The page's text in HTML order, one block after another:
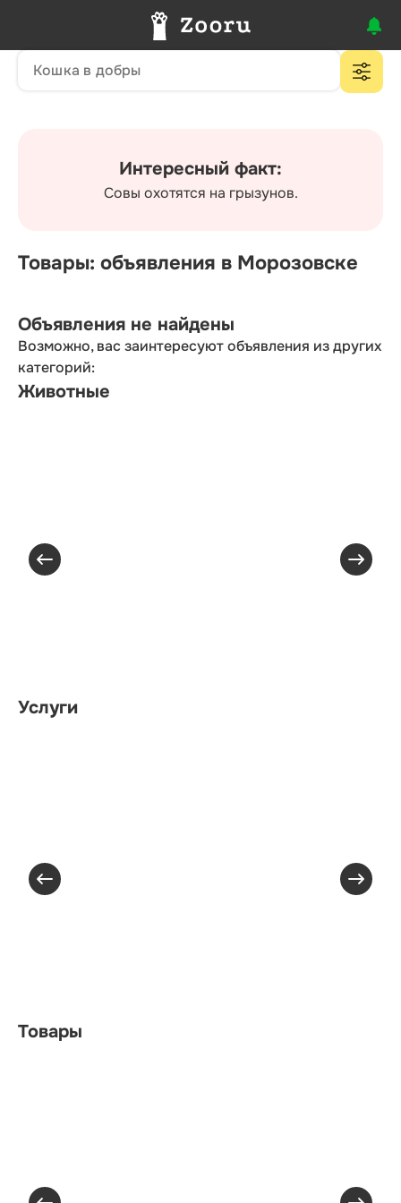
Интересный факт:
Совы охотятся на грызунов.
Товары: объявления в Морозовске
Объявления не найдены
Возможно, вас заинтересуют объявления из других
категорий:
Животные
Услуги
Товары